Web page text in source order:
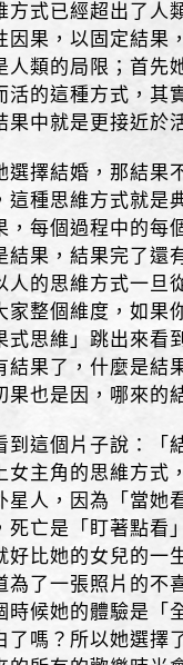
方式已經超出了人
因果，以固定結果
人類的局限；首先
活的這種方式，其
果中就是更接近於
選擇結婚，那結果
這種思維方式就是
，每個過程中的每
結果，結果完了還
人的思維方式一旦
家整個維度，如果
式思維」跳出來看
結果了，什麼是結
果也是因，哪來的
到這個片子說：「
女主角的思維方式
星人，因為「當她
死亡是「盯著點看
好比她的女兒的一
為了一張照片的不
時候她的體驗是「
了嗎？所以她選擇